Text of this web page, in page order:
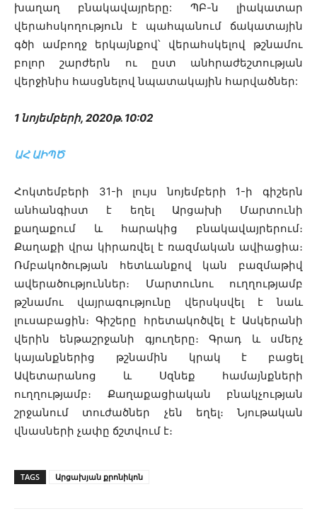
խաղաղ բնակավայրերը: ՊԲ-ն լիակատար
վերահսկողություն է պահպանում ճակատային
գծի ամբողջ երկայնքով՝ վերահսկելով թշնամու
բոլոր շարժերն ու ըստ անհրաժեշտության
վերջինիս հասցնելով նպատակային հարվածներ:
1 նոյեմբերի, 2020թ. 10:02
ԱՀ ԱԻՊԾ
Հոկտեմբերի 31-ի լույս նոյեմբերի 1-ի գիշերն
անհանգիստ է եղել Արցախի Մարտունի
քաղաքում և հարակից բնակավայրերում։
Քաղաքի վրա կիրառվել է ռազմական ավիացիա։
Ռմբակոծության հետևանքով կան բազմաթիվ
ավերածություններ։ Մարտունու ուղղությամբ
թշնամու վայրագությունը վերսկսվել է նաև
լուսաբացին։ Գիշերը հրետակոծվել է Ասկերանի
վերին ենթաշրջանի գյուղերը։ Գրադ և սմերչ
կայանքներից թշնամին կրակ է բացել
Ավետարանոց և Սզնեք համայնքների
ուղղությամբ։ Քաղաքացիական բնակչության
շրջանում տուժածներ չեն եղել։ Նյութական
վնասների չափը ճշտվում է։
TAGS Արցախյան քրոնիկոն